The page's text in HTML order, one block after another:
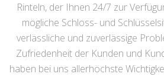
Rinteln, der Ihnen 24/7 zur
mögliche Schloss- und
verlässliche und zuverlässige
Zufriedenheit der Kunden und
haben bei uns allerhöchste